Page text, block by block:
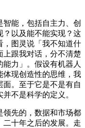
能，包括自主力、创
？以及能不能实现？这
，图灵说「我不知道什
上跟我对话，分不清楚
力」。假设有机器人
体现创造性的思维，我
。至于它是不是有自
不是科学的定义。
先的，数据和市场都
二十年之后的发展。走